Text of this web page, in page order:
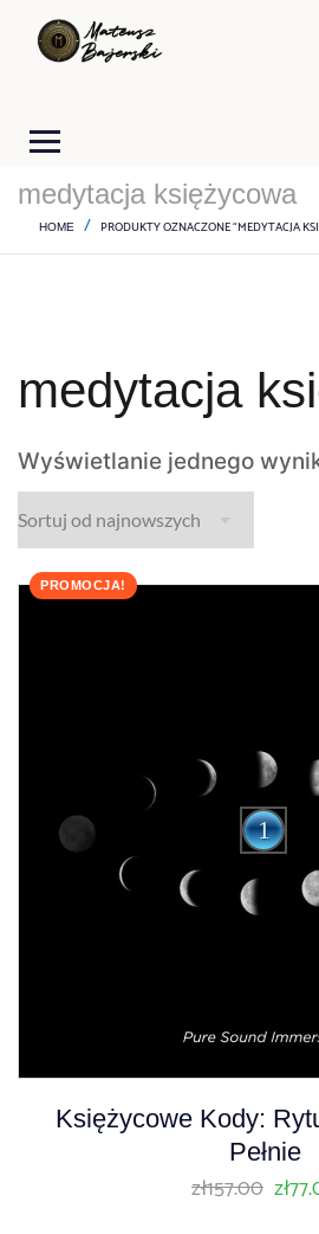
medytacja księżycowa
HOME PRODUKTY OZNACZONE “MEDYTACJA
medytacja
Wyświetlanie jednego
PROMOCJA!
A
u
d
Księżycowe Kody:
Pełnie
zł157.00 zł